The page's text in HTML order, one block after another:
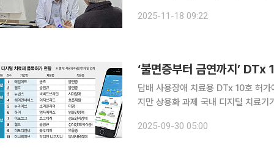
2025-11-18 09:22
‘불면증부터 금연까지’
담배 사용장애 치료용 DTx 10호 허
지만 상용화 과제 국내 디지털 치료기기(DTx)가 제도권 안에서 빠르게 성장하며 1호 허가 후 약 2
연 등 생활습관 교정까지 확장되며 영
2025-09-30 05:00